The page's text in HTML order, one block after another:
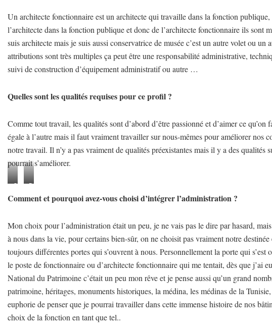
Un architecte fonctionnaire est un architecte qui travaille dans la fonction
l’architecte dans la fonction publique et donc de l’architecte fonctionnaire ils sont
suis architecte mais je suis aussi conservatrice de musée c’est un autre volet ou un
attributions sont très multiples ça peut être une responsabilité administrative,
suivi de construction d’équipement administratif ou autre …
Quelles sont les qualités requises pour ce profil ?
Comme tout travail, les qualités sont d’abord d’être passionné et d’aimer ce
égale à l’autre mais il faut vraiment travailler sur nous-mêmes pour améliorer nos
notre travail. Il n’y a pas vraiment de qualités préexistantes mais il y a des qualités
pourrait s’améliorer.
©
M
n
d
h
e
r
k
h
i
P
r
j
e
t
d
e
r
é
a
Comment et pourquoi avez-vous choisi d’intégrer l’administration ?
Mon choix pour l’administration était un peu, je ne vais pas le dire par hasard,
à nous dans la vie, pour certains bien-sûr, on ne choisit pas vraiment notre
toujours différentes portes qui s’ouvrent à nous. Personnellement la porte qui s’est
le poste de fonctionnaire ou d’architecte fonctionnaire qui me tentait, dès que j’ai
National du Patrimoine c’était un peu mon rêve et je pense aussi qu’un grand
patrimoine, héritages, monuments historiques, la médina, les médinas de la
euphorie de penser que je pourrai travailler dans cette immense histoire de nos
choix de la fonction en tant que tel..